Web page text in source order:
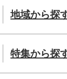
地域から探
特集から探